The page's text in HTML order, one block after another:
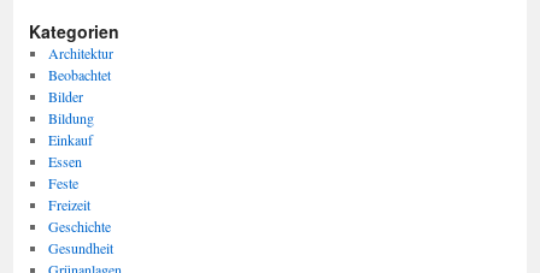
Kategorien
Architektur
Beobachtet
Bilder
Bildung
Einkauf
Essen
Feste
Freizeit
Geschichte
Gesundheit